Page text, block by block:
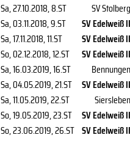
Sa, 27.10.2018, 8.ST
SV Stolberg
Sa, 03.11.2018, 9.ST
SV Edelweiß II
Sa, 17.11.2018, 11.ST
SV Edelweiß II
So, 02.12.2018, 12.ST
SV Edelweiß II
Sa, 16.03.2019, 16.ST
Bennungen
Sa, 04.05.2019, 21.ST
SV Edelweiß II
Sa, 11.05.2019, 22.ST
Siersleben
So, 19.05.2019, 23.ST
SV Edelweiß II
So, 23.06.2019, 26.ST SV Edelweiß II